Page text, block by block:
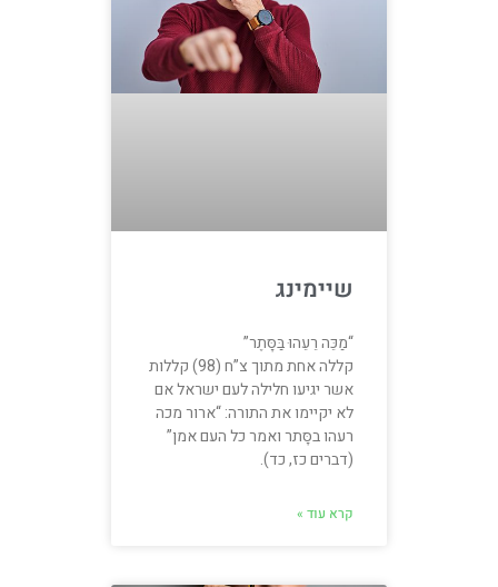
שיימינג
“מַכֵּה רֵעֵהוּ בַּסָּתֶר”
קללה אחת מתוך צ”ח (98) קללות
אשר יגיעו חלילה לעם ישראל אם
לא יקיימו את התורה: “ארור מכה
רעהו בסָּתר ואמר כל העם אמן”
(דברים כז, כד).
קרא עוד »